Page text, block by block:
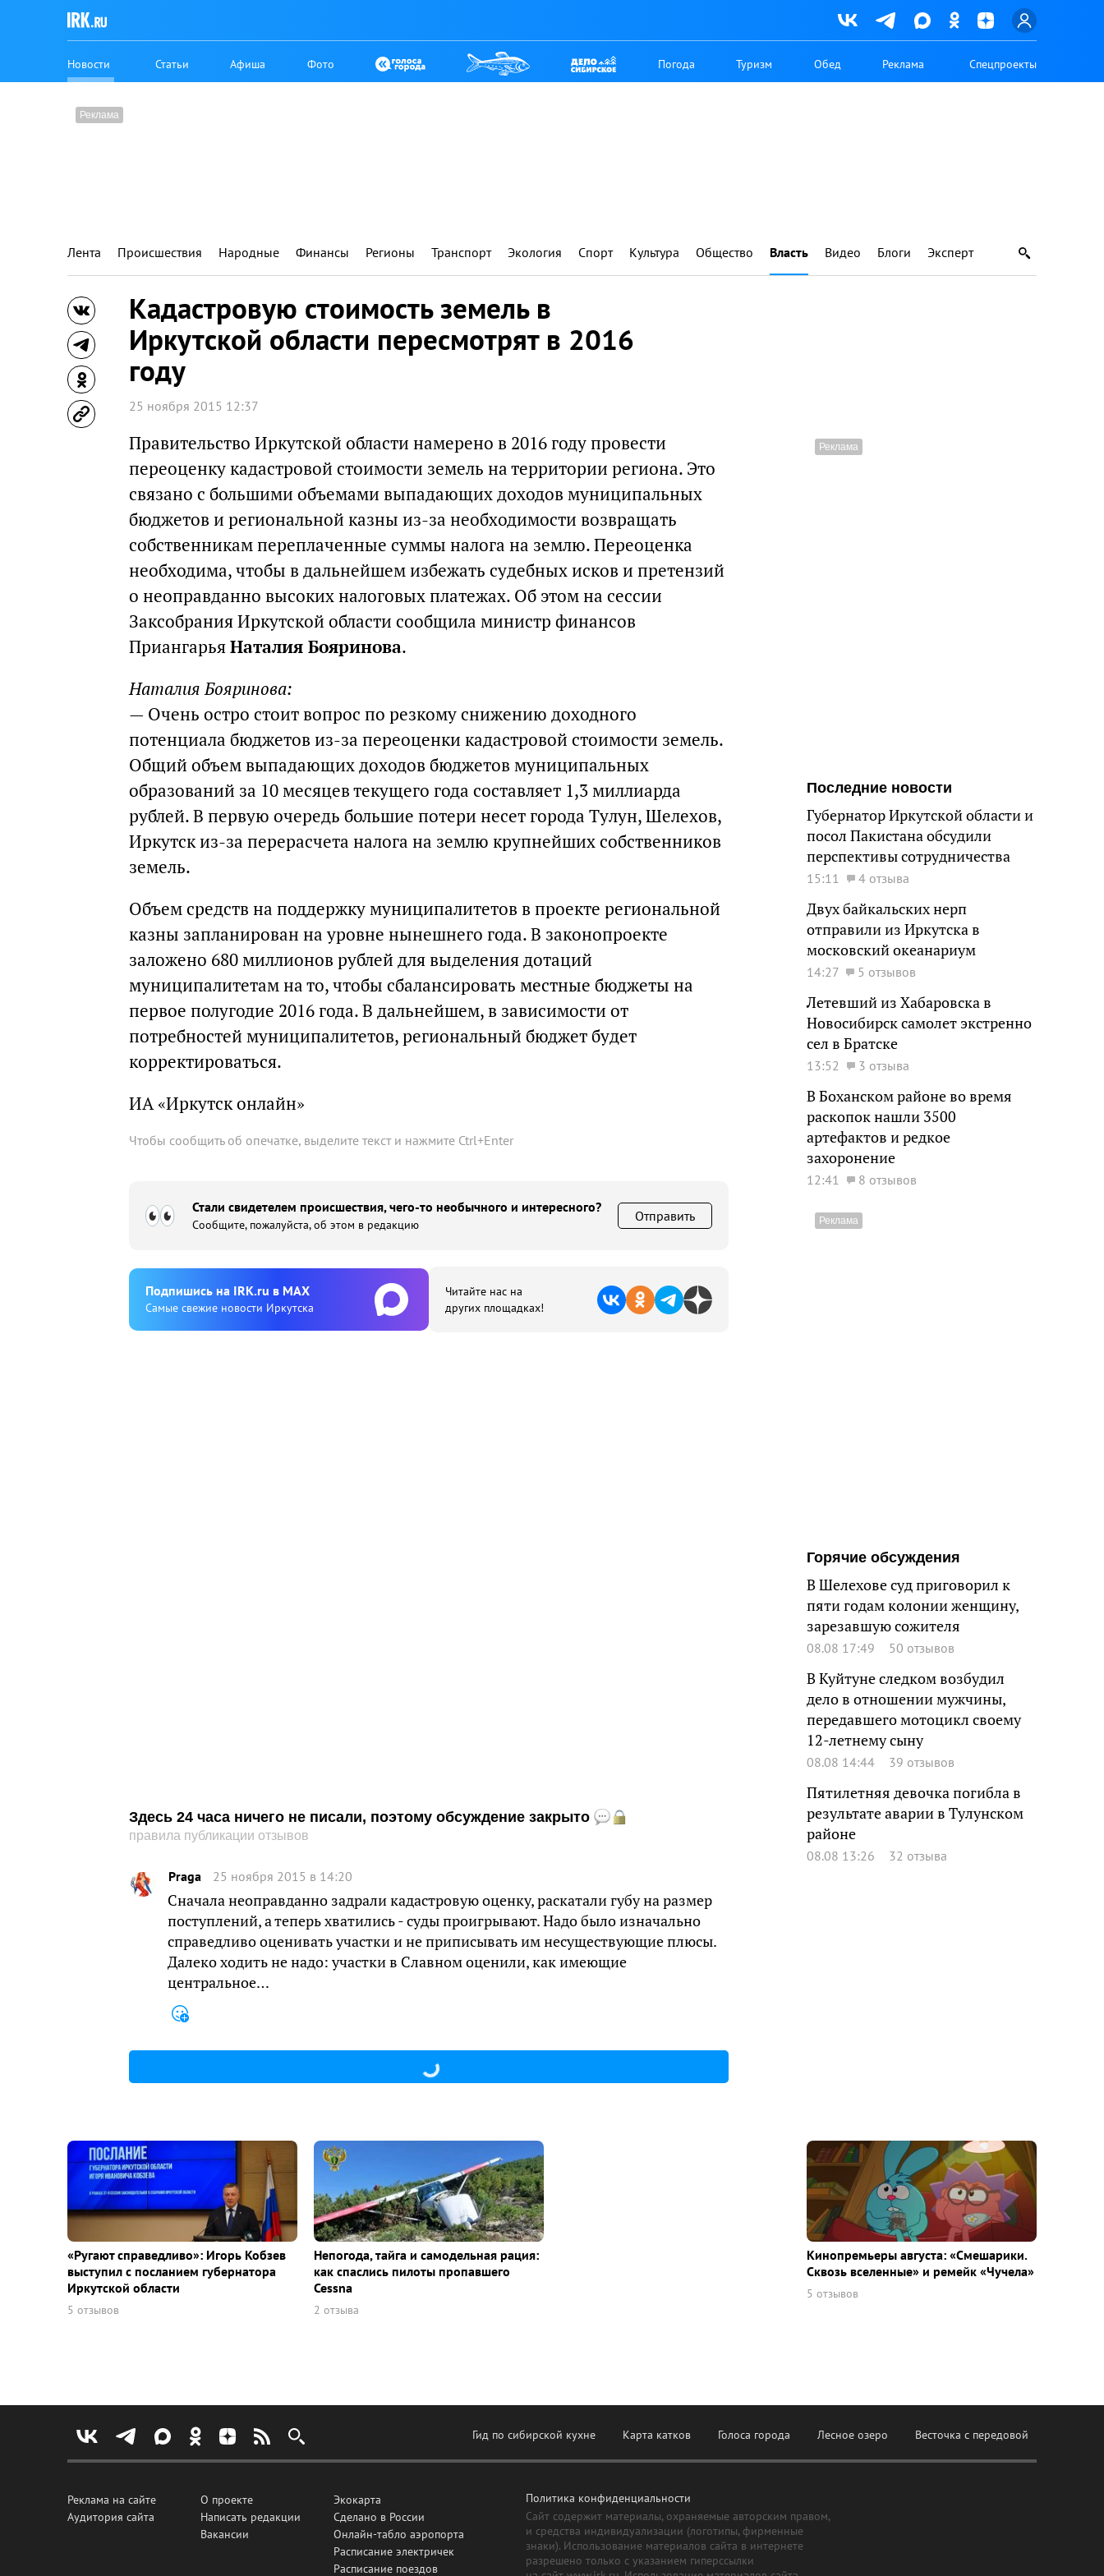
Новости Статьи Афиша Фото Погода Туризм Обед Реклама Спецпроекты
Лента Происшествия Народные Финансы Регионы Транспорт Экология Спорт Культура Общество Власть Видео Блоги Эксперт
Кадастровую стоимость земель в
Иркутской области пересмотрят в 2016
году
25 ноября 2015 12:37
Правительство Иркутской области намерено в 2016 году провести
переоценку кадастровой стоимости земель на территории региона. Это
связано с большими объемами выпадающих доходов муниципальных
бюджетов и региональной казны из-за необходимости возвращать
собственникам переплаченные суммы налога на землю. Переоценка
необходима, чтобы в дальнейшем избежать судебных исков и претензий
о неоправданно высоких налоговых платежах. Об этом на сессии
Заксобрания Иркутской области сообщила министр финансов
ПриангарьяНаталия Бояринова.
Наталия Бояринова:
— Очень остро стоит вопрос по резкому снижению доходного
потенциала бюджетов из-за переоценки кадастровой стоимости земель.
Общий объем выпадающих доходов бюджетов муниципальных
образований за 10 месяцев текущего года составляет 1,3 миллиарда
рублей. В первую очередь большие потери несет города Тулун, Шелехов,
Иркутск из-за перерасчета налога на землю крупнейших собственников
земель.
Объем средств на поддержку муниципалитетов в проекте региональной
казны запланирован на уровне нынешнего года. В законопроекте
заложено 680 миллионов рублей для выделения дотаций
муниципалитетам на то, чтобы сбалансировать местные бюджеты на
первое полугодие 2016 года. В дальнейшем, в зависимости от
потребностей муниципалитетов, региональный бюджет будет
корректироваться.
ИА «Иркутск онлайн»
Чтобы сообщить об опечатке, выделите текст и нажмите Ctrl+Enter
Стали свидетелем происшествия, чего-то необычного и интересного?
Сообщите, пожалуйста, об этом в редакцию
Отправить
Подпишиcь на IRK.ru в MAX
Cамые свежие новости Иркутска
Читайте нас на
других площадках!
Здесь 24 часа ничего не писали, поэтому обсуждение закрыто
правила публикации отзывов
Praga 25 ноября 2015 в 14:20
Сначала неоправданно задрали кадастровую оценку, раскатали губу на размер
поступлений, а теперь хватились - суды проигрывают. Надо было изначально
справедливо оценивать участки и не приписывать им несуществующие плюсы.
Далеко ходить не надо: участки в Славном оценили, как имеющие
центральное…
Последние новости
Губернатор Иркутской области и
посол Пакистана обсудили
перспективы сотрудничества
15:11 4 отзыва
Двух байкальских нерп
отправили из Иркутска в
московский океанариум
14:27 5 отзывов
Летевший из Хабаровска в
Новосибирск самолет экстренно
сел в Братске
13:52 3 отзыва
В Боханском районе во время
раскопок нашли 3500
артефактов и редкое
захоронение
12:41 8 отзывов
Горячие обсуждения
В Шелехове суд приговорил к
пяти годам колонии женщину,
зарезавшую сожителя
08.08 17:49 50 отзывов
В Куйтуне следком возбудил
дело в отношении мужчины,
передавшего мотоцикл своему
12-летнему сыну
08.08 14:44 39 отзывов
Пятилетняя девочка погибла в
результате аварии в Тулунском
районе
08.08 13:26 32 отзыва
«Ругают справедливо»: Игорь Кобзев
выступил с посланием губернатора
Иркутской области
5 отзывов
Непогода, тайга и самодельная рация:
как спаслись пилоты пропавшего
Cessna
2 отзыва
Кинопремьеры августа: «Смешарики.
Сквозь вселенные» и ремейк «Чучела»
5 отзывов
Гид по сибирской кухне Карта катков Голоса города Лесное озеро Весточка с передовой
Реклама на сайте
Аудитория сайта
О проекте
Написать редакции
Вакансии
Экокарта
Сделано в России
Онлайн-табло аэропорта
Расписание электричек
Расписание поездов
Политика конфиденциальности
Сайт содержит материалы, охраняемые авторским правом,
и средства индивидуализации (логотипы, фирменные
знаки). Использование материалов сайта в интернете
разрешено только с указанием гиперссылки